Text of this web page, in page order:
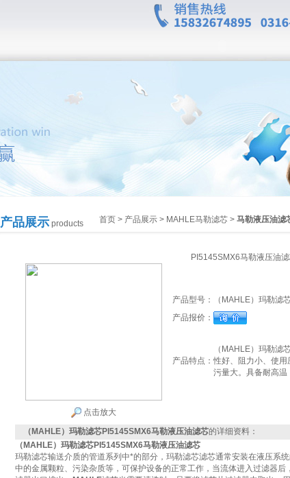
产品展示 products 首页 > 产品展示 > MAHLE马勒滤芯 > 马勒液压油滤
PI5145SMX6马勒液压油
点击放大
产品型号：
（MAHLE）玛勒滤
产品报价：
产品特点：
（MAHLE）玛勒滤
性好、阻力小、使
污量大。具备耐高温
（MAHLE）玛勒滤芯PI5145SMX6马勒液压油滤芯的详细资料：
（MAHLE）玛勒滤芯PI5145SMX6马勒液压油滤芯
玛勒滤芯输送介质的管道系列中*的部分，玛勒滤芯滤芯通常安装在液压系
中的金属颗粒、污染杂质等，可保护设备的正常工作，当流体进入过滤器后